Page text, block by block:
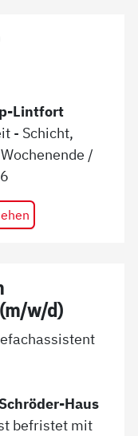
Lintfort
- Schicht,
/
w/d)
Haus
befristet mit